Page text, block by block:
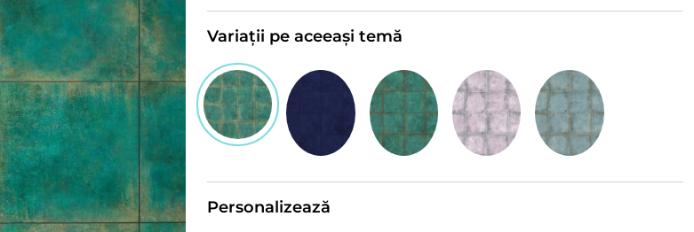
Variații pe aceeași temă
Personalizează